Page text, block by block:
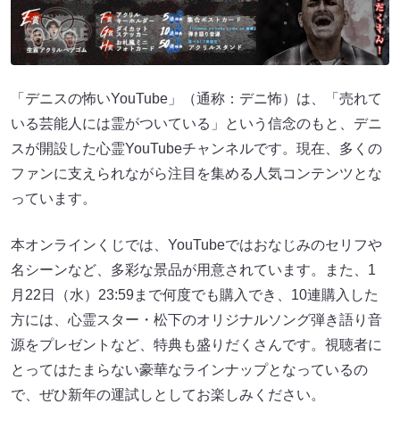
「デニスの怖いYouTube」（通称：デニ怖）は、「売れて
いる芸能人には霊がついている」という信念のもと、デニ
スが開設した心霊YouTubeチャンネルです。現在、多くの
ファンに支えられながら注目を集める人気コンテンツとな
っています。
本オンラインくじでは、YouTubeではおなじみのセリフや
名シーンなど、多彩な景品が用意されています。また、1
月22日（水）23:59まで何度でも購入でき、10連購入した
方には、心霊スター・松下のオリジナルソング弾き語り音
源をプレゼントなど、特典も盛りだくさんです。視聴者に
とってはたまらない豪華なラインナップとなっているの
で、ぜひ新年の運試しとしてお楽しみください。